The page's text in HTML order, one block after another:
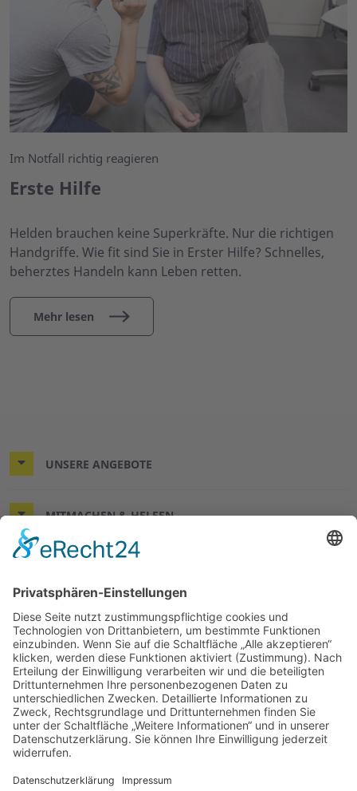
Im Notfall richtig reagieren
Erste Hilfe
Helden brauchen keine Superkräfte. Nur die richtigen
Handgriffe. Wie fit sind Sie in Erster Hilfe? Schnelles,
beherztes Handeln kann Leben retten.
Mehr lesen
UNSERE ANGEBOTE
MITMACHEN & HELFEN
© 2026 ASB-Regionalverband Leine-Weser
Impressum
Datenschutz